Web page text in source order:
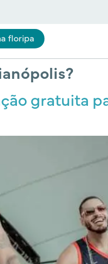
floripa
gratuita